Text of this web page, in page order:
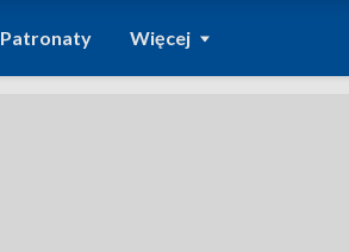
Patronaty Więcej